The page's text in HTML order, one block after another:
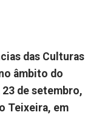
das Culturas
âmbito do
de setembro,
Teixeira, em